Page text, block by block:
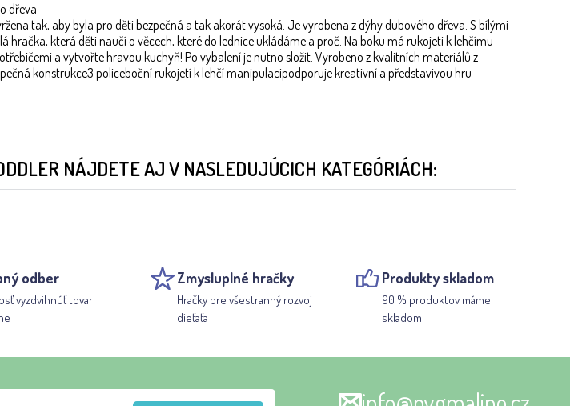
dřeva
tak, aby byla pro děti bezpečná a tak akorát vysoká. Je vyrobena z dýhy dubového dřeva. S bílými
která děti naučí o věcech, které do lednice ukládáme a proč. Na boku má rukojeti k lehčímu
a vytvořte hravou kuchyň! Po vybalení je nutno složit. Vyrobeno z kvalitních materiálů z
konstrukce3 policeboční rukojetí k lehčí manipulacipodporuje kreativní a představivou hru
NÁJDETE AJ V NASLEDUJÚCICH KATEGÓRIÁCH:
odber
vyzdvihnúť tovar
Zmysluplné hračky
Hračky pre všestranný rozvoj
dieťaťa
Produkty skladom
90 % produktov máme
skladom